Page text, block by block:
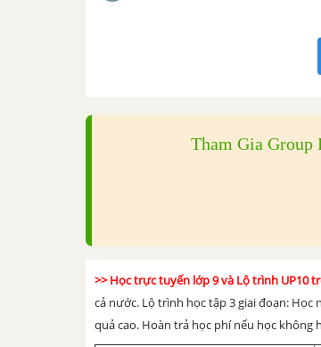
Tham Gia Group
>> Học trực tuyến lớp 9 và Lộ trình UP10
cả nước. Lộ trình học tập 3 giai đoạn: Học
quả cao. Hoàn trả học phí nếu học không